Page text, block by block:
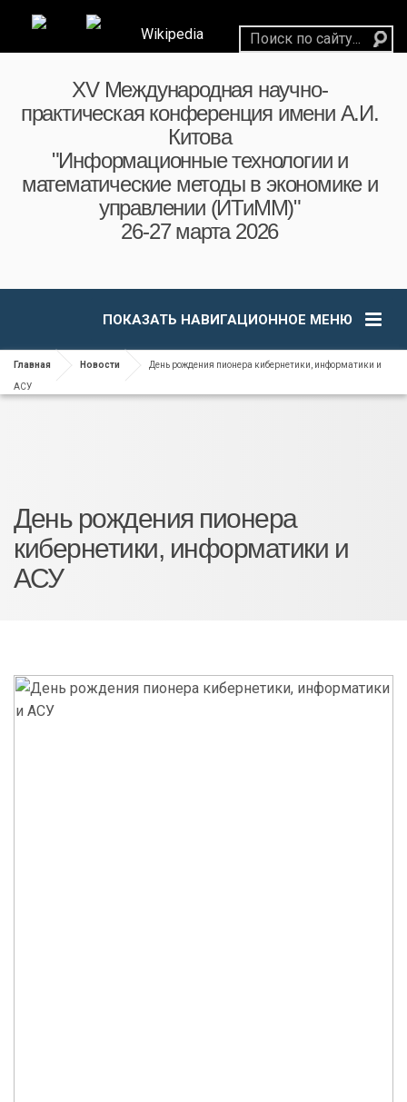
Wikipedia
XV Международная научно-
практическая конференция имени А.И.
Китова
"Информационные технологии и
математические методы в экономике и
управлении (ИТиММ)"
26-27 марта 2026
ПОКАЗАТЬ НАВИГАЦИОННОЕ МЕНЮ
Главная Новости День рождения пионера кибернетики, информатики и
АСУ
День рождения пионера
кибернетики, информатики и
АСУ